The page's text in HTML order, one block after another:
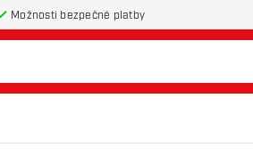
Možnosti bezpečné platby